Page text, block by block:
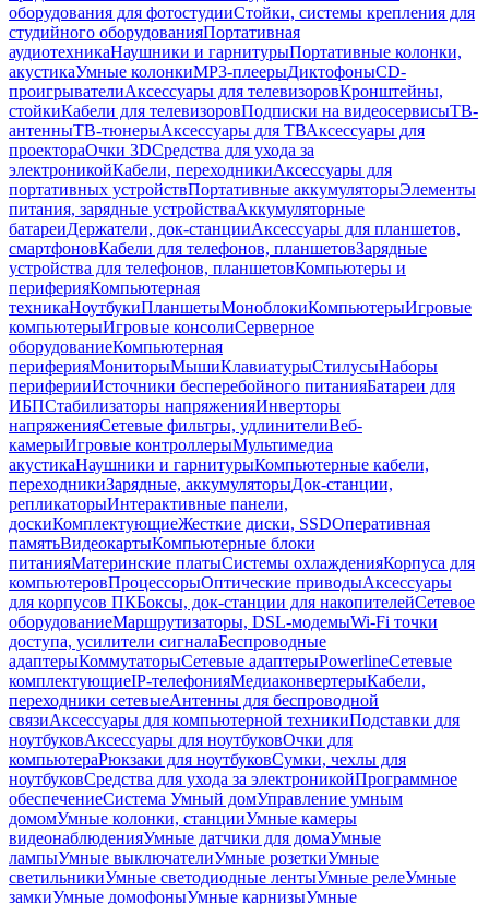
оборудования для фотостудииСтойки, системы крепления для
студийного оборудованияПортативная
аудиотехникаНаушники и гарнитурыПортативные колонки,
акустикаУмные колонкиMP3-плеерыДиктофоныCD-
проигрывателиАксессуары для телевизоровКронштейны,
стойкиКабели для телевизоровПодписки на видеосервисыТВ-
антенныТВ-тюнерыАксессуары для ТВАксессуары для
проектораОчки 3DСредства для ухода за
электроникойКабели, переходникиАксессуары для
портативных устройствПортативные аккумуляторыЭлементы
питания, зарядные устройстваАккумуляторные
батареиДержатели, док-станцииАксессуары для планшетов,
смартфоновКабели для телефонов, планшетовЗарядные
устройства для телефонов, планшетовКомпьютеры и
периферияКомпьютерная
техникаНоутбукиПланшетыМоноблокиКомпьютерыИгровые
компьютерыИгровые консолиСерверное
оборудованиеКомпьютерная
периферияМониторыМышиКлавиатурыСтилусыНаборы
периферииИсточники бесперебойного питанияБатареи для
ИБПСтабилизаторы напряженияИнверторы
напряженияСетевые фильтры, удлинителиВеб-
камерыИгровые контроллерыМультимедиа
акустикаНаушники и гарнитурыКомпьютерные кабели,
переходникиЗарядные, аккумуляторыДок-станции,
репликаторыИнтерактивные панели,
доскиКомплектующиеЖесткие диски, SSDОперативная
памятьВидеокартыКомпьютерные блоки
питанияМатеринские платыСистемы охлажденияКорпуса для
компьютеровПроцессорыОптические приводыАксессуары
для корпусов ПКБоксы, док-станции для накопителейСетевое
оборудованиеМаршрутизаторы, DSL-модемыWi-Fi точки
доступа, усилители сигналаБеспроводные
адаптерыКоммутаторыСетевые адаптерыPowerlineСетевые
комплектующиеIP-телефонияМедиаконвертерыКабели,
переходники сетевыеАнтенны для беспроводной
связиАксессуары для компьютерной техникиПодставки для
ноутбуковАксессуары для ноутбуковОчки для
компьютераРюкзаки для ноутбуковСумки, чехлы для
ноутбуковСредства для ухода за электроникойПрограммное
обеспечениеСистема Умный домУправление умным
домомУмные колонки, станцииУмные камеры
видеонаблюденияУмные датчики для домаУмные
лампыУмные выключателиУмные розеткиУмные
светильникиУмные светодиодные лентыУмные релеУмные
замкиУмные домофоныУмные карнизыУмные